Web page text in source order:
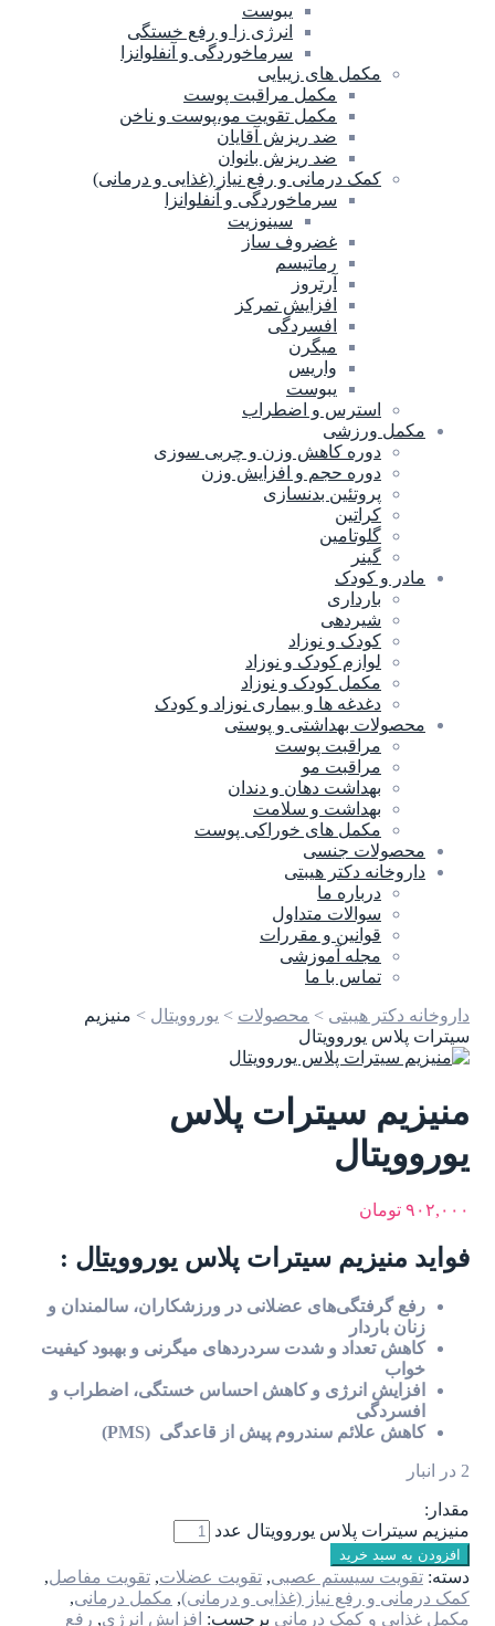
یبوست
انرژی زا و رفع خستگی
سرماخوردگی و آنفلوانزا
مکمل های زیبایی
مکمل مراقبت پوست
مکمل تقویت مو،پوست و ناخن
ضد ریزش آقایان
ضد ریزش بانوان
کمک درمانی و رفع نیاز (غذایی و درمانی)
سرماخوردگی و آنفلوانزا
سینوزیت
غضروف ساز
رماتیسم
آرتروز
افزایش تمرکز
افسردگی
میگرن
واریس
یبوست
استرس و اضطراب
مکمل ورزشی
دوره کاهش وزن و چربی سوزی
دوره حجم و افزایش وزن
پروتئین بدنسازی
کراتین
گلوتامین
گینر
مادر و کودک
بارداری
شیردهی
کودک و نوزاد
لوازم کودک و نوزاد
مکمل کودک و نوزاد
دغدغه ها و بیماری نوزاد و کودک
محصولات بهداشتی و پوستی
مراقبت پوست
مراقبت مو
بهداشت دهان و دندان
بهداشت و سلامت
مکمل های خوراکی پوست
محصولات جنسی
داروخانه دکتر هیبتی
درباره ما
سوالات متداول
قوانین و مقررات
مجله آموزشی
تماس با ما
داروخانه دکتر هیبتی > محصولات > یوروویتال > منیزیم
سیترات پلاس یوروویتال
منیزیم سیترات پلاس
یوروویتال
۹۰۲,۰۰۰ تومان
فواید منیزیم سیترات پلاس یوروویتال :
رفع گرفتگی‌های عضلانی در ورزشکاران، سالمندان و
زنان باردار
کاهش تعداد و شدت سردردهای میگرنی و بهبود کیفیت
خواب
افزایش انرژی و کاهش احساس خستگی، اضطراب و
افسردگی
کاهش علائم سندروم پیش از قاعدگی (PMS)
2 در انبار
مقدار:
منیزیم سیترات پلاس یوروویتال عدد
افزودن به سبد خرید
دسته: تقویت سیستم عصبی, تقویت عضلات, تقویت مفاصل,
کمک درمانی و رفع نیاز (غذایی و درمانی), مکمل درمانی,
مکمل غذایی و کمک درمانی برچسب: افزایش انرژی, رفع